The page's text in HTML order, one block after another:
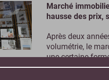
Marché
hausse des prix,
Après deux
volumétrie, le
une certaine
Notaires de